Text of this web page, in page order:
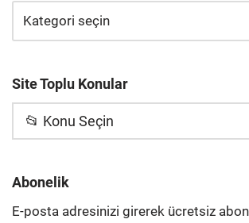
Site Toplu Konular
📂 Konu Seçin
Abonelik
E-posta adresinizi girerek ücretsiz